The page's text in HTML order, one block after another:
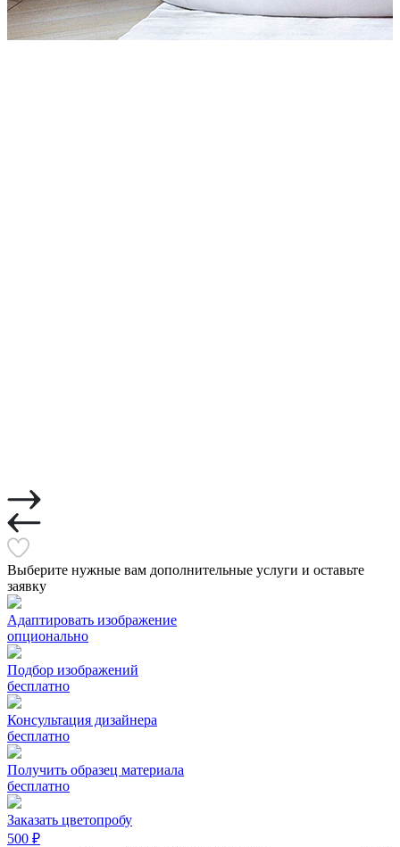
Выберите нужные вам дополнительные услуги и оставьте
заявку
Адаптировать изображение
опционально
Подбор изображений
бесплатно
Консультация дизайнера
бесплатно
Получить образец материала
бесплатно
Заказать цветопробу
500 ₽